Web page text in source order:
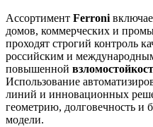
Ассортимент Ferroni
домов, коммерческих и
проходят строгий контроль
российским и
повышенной
Использование
линий и инновационных
геометрию, долговечность и
модели.